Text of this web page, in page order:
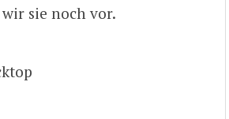
sie noch vor.